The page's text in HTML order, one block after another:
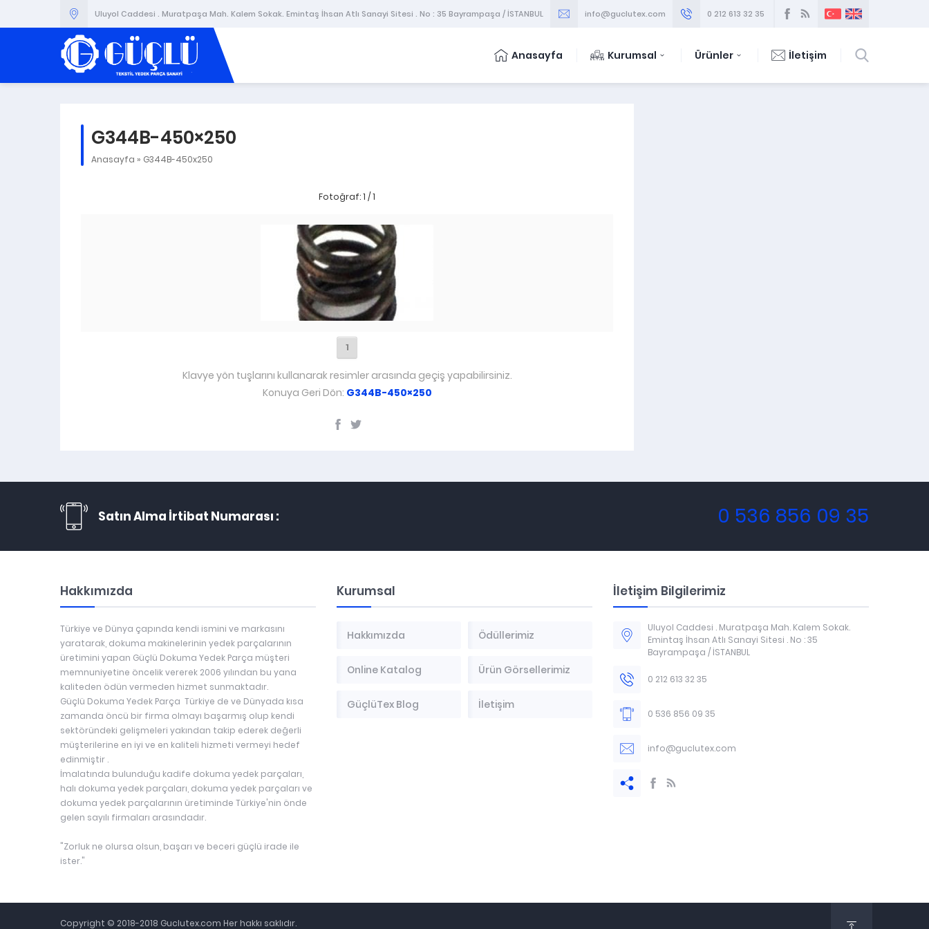
Uluyol Caddesi . Muratpaşa Mah. Kalem Sokak. Emintaş İhsan Atlı Sanayi Sitesi . No : 35 Bayrampaşa / İSTANBUL info@guclutex.com 0 212 613 32 35
Anasayfa Kurumsal Ürünler İletişim
G344B-450×250
Anasayfa » G344B-450x250
Fotoğraf: 1 / 1
1
Klavye yön tuşlarını kullanarak resimler arasında geçiş yapabilirsiniz.
Konuya Geri Dön: G344B-450×250
Satın Alma İrtibat Numarası : 0 536 856 09 35
Hakkımızda
Türkiye ve Dünya çapında kendi ismini ve markasını
yaratarak, dokuma makinelerinin yedek parçalarının
üretimini yapan Güçlü Dokuma Yedek Parça müşteri
memnuniyetine öncelik vererek 2006 yılından bu yana
kaliteden ödün vermeden hizmet sunmaktadır.
Güçlü Dokuma Yedek Parça Türkiye de ve Dünyada kısa
zamanda öncü bir firma olmayı başarmış olup kendi
sektöründeki gelişmeleri yakından takip ederek değerli
müşterilerine en iyi ve en kaliteli hizmeti vermeyi hedef
edinmiştir .
İmalatında bulunduğu kadife dokuma yedek parçaları,
halı dokuma yedek parçaları, dokuma yedek parçaları ve
dokuma yedek parçalarının üretiminde Türkiye'nin önde
gelen sayılı firmaları arasındadır.
"Zorluk ne olursa olsun, başarı ve beceri güçlü irade ile
ister."
Kurumsal
Hakkımızda Ödüllerimiz
Online Katalog Ürün Görsellerimiz
GüçlüTex Blog İletişim
İletişim Bilgilerimiz
Uluyol Caddesi . Muratpaşa Mah. Kalem Sokak.
Emintaş İhsan Atlı Sanayi Sitesi . No : 35
Bayrampaşa / İSTANBUL
0 212 613 32 35
0 536 856 09 35
info@guclutex.com
Copyright © 2018-2018 Guclutex.com Her hakkı saklıdır.